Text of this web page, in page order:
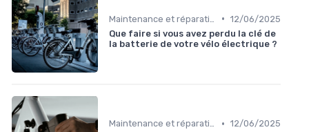
• 12/06/2025
Que faire si vous avez perdu la clé de
la batterie de votre vélo électrique ?
Maintenance et réparation • 12/06/2025